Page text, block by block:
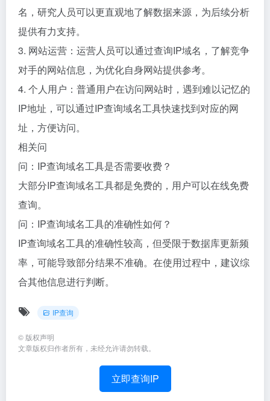
名，研究人员可以更直观地了解数据来源，为后续分析
提供有力支持。
3. 网站运营：运营人员可以通过查询IP域名，了解竞争
对手的网站信息，为优化自身网站提供参考。
4. 个人用户：普通用户在访问网站时，遇到难以记忆的
IP地址，可以通过IP查询域名工具快速找到对应的网
址，方便访问。
相关问
问：IP查询域名工具是否需要收费？
大部分IP查询域名工具都是免费的，用户可以在线免费
查询。
问：IP查询域名工具的准确性如何？
IP查询域名工具的准确性较高，但受限于数据库更新频
率，可能导致部分结果不准确。在使用过程中，建议综
合其他信息进行判断。
IP查询
© 版权声明
文章版权归作者所有，未经允许请勿转载。
立即查询IP